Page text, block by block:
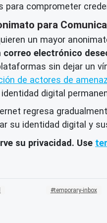
para comprometer
para
un mayor
correo electrónico
sin dejar un
de actores de
digital
regresa
su identidad digital y
su privacidad. Use
temporary-inbox